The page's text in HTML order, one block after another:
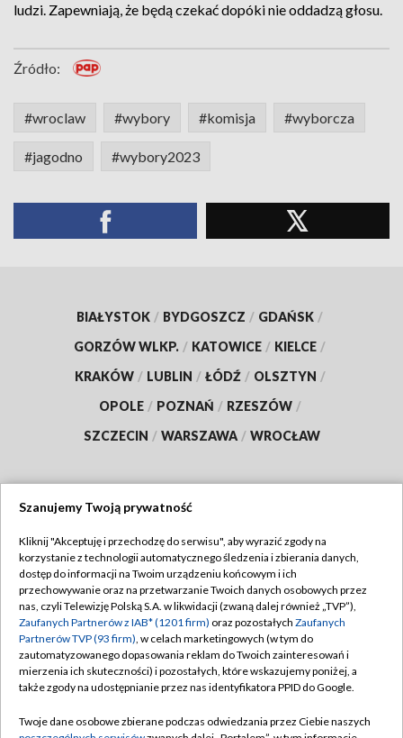
ludzi. Zapewniają, że będą czekać dopóki nie oddadzą głosu.
Źródło:
#wroclaw #wybory #komisja #wyborcza
#jagodno #wybory2023
BIAŁYSTOK / BYDGOSZCZ / GDAŃSK /
GORZÓW WLKP. / KATOWICE / KIELCE /
KRAKÓW / LUBLIN / ŁÓDŹ / OLSZTYN /
OPOLE / POZNAŃ / RZESZÓW /
SZCZECIN / WARSZAWA / WROCŁAW
TVP
Abonament TVP
Emisja w TVP
Centrum informacji TVP
Naziemna Telewizja Cyfrowa
Regulamin TVP
Polityka prywatności
Moje zgody
Pomoc
Szanujemy Twoją prywatność
Kliknij "Akceptuję i przechodzę do serwisu", aby wyrazić zgody na
korzystanie z technologii automatycznego śledzenia i zbierania danych,
dostęp do informacji na Twoim urządzeniu końcowym i ich
przechowywanie oraz na przetwarzanie Twoich danych osobowych przez
nas, czyli Telewizję Polską S.A. w likwidacji (zwaną dalej również „TVP”),
Zaufanych Partnerów z IAB* (1201 firm) oraz pozostałych Zaufanych
Partnerów TVP (93 firm), w celach marketingowych (w tym do
zautomatyzowanego dopasowania reklam do Twoich zainteresowań i
mierzenia ich skuteczności) i pozostałych, które wskazujemy poniżej, a
także zgody na udostępnianie przez nas identyfikatora PPID do Google.
Twoje dane osobowe zbierane podczas odwiedzania przez Ciebie naszych